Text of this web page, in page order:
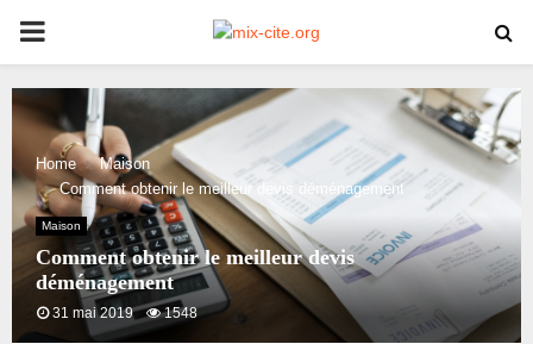
PRIMARY
MENU
Home
Maison
Comment obtenir le meilleur devis déménagement
Maison
Comment obtenir le meilleur devis
déménagement
31 mai 2019 1548